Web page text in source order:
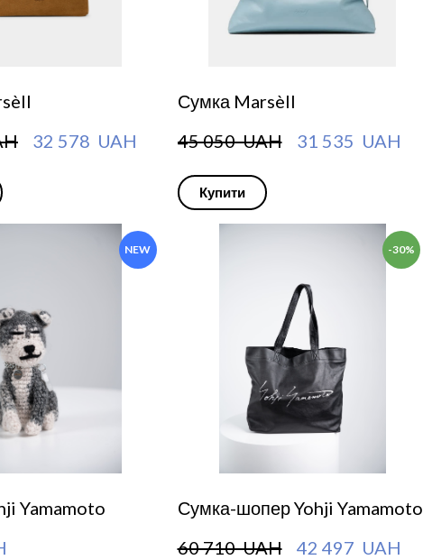
32 578  UAH
Сумка Marsèll
45 050  UAH
31 535  UAH
Купити
NEW
Yamamoto
-30%
Сумка-шопер Yohji Yamamoto
60 710  UAH
42 497  UAH